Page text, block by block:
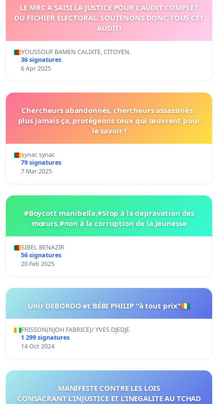
LE MRC A SAISI LA JUSTICE POUR L'AUDIT COMPLET
DU FICHIER ÉLECTORAL. SOUTENONS DONC TOUS CET
AUDIT!
YOUSSOUF BAMEN CALIXTE, CITOYEN.
36 signatures
6 Apr 2025
Chercheurs abandonnés, chercheurs assassinés :
plus jamais ça, protégeons ceux qui œuvrent pour
le savoir !
synac synac
79 signatures
7 Mar 2025
#Boycott manibella,#Stop à la depravation des
mœurs,#non à la corruption de la.jeunesse
SIBEL BENAZIR
56 signatures
20 Feb 2025
Unir DEBORDO et BÉBI PHILIP ''à tout prix"🇨🇮
FRISSON(NJOH FABRICE)/ YVES DJEDJE
1 299 signatures
14 Oct 2024
MANIFESTE CONTRE LES LOIS
CONSACRANT L’INJUSTICE ET L’INEGALITE AU TCHAD